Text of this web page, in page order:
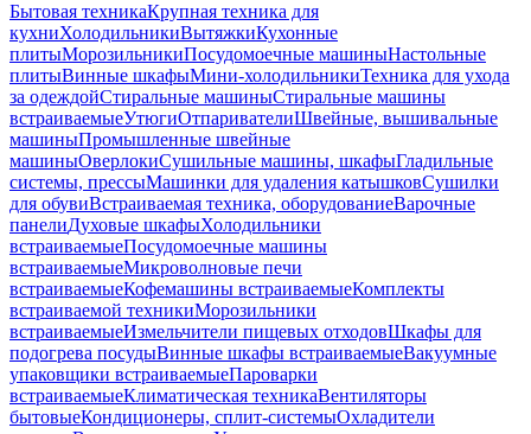
Бытовая техникаКрупная техника для
кухниХолодильникиВытяжкиКухонные
плитыМорозильникиПосудомоечные машиныНастольные
плитыВинные шкафыМини-холодильникиТехника для ухода
за одеждойСтиральные машиныСтиральные машины
встраиваемыеУтюгиОтпаривателиШвейные, вышивальные
машиныПромышленные швейные
машиныОверлокиСушильные машины, шкафыГладильные
системы, прессыМашинки для удаления катышковСушилки
для обувиВстраиваемая техника, оборудованиеВарочные
панелиДуховые шкафыХолодильники
встраиваемыеПосудомоечные машины
встраиваемыеМикроволновые печи
встраиваемыеКофемашины встраиваемыеКомплекты
встраиваемой техникиМорозильники
встраиваемыеИзмельчители пищевых отходовШкафы для
подогрева посудыВинные шкафы встраиваемыеВакуумные
упаковщики встраиваемыеПароварки
встраиваемыеКлиматическая техникаВентиляторы
бытовыеКондиционеры, сплит-системыОхладители